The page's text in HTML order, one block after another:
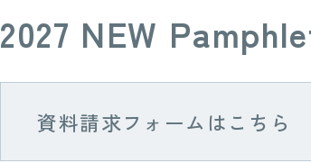
2027 NEW
資料請求フォームはこちら